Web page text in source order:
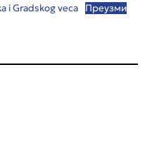
i Gradskog veca
Преузми